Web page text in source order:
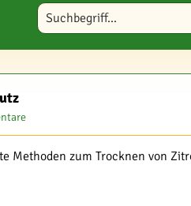
Blog durchsuchen
Methoden zum Trocknen von